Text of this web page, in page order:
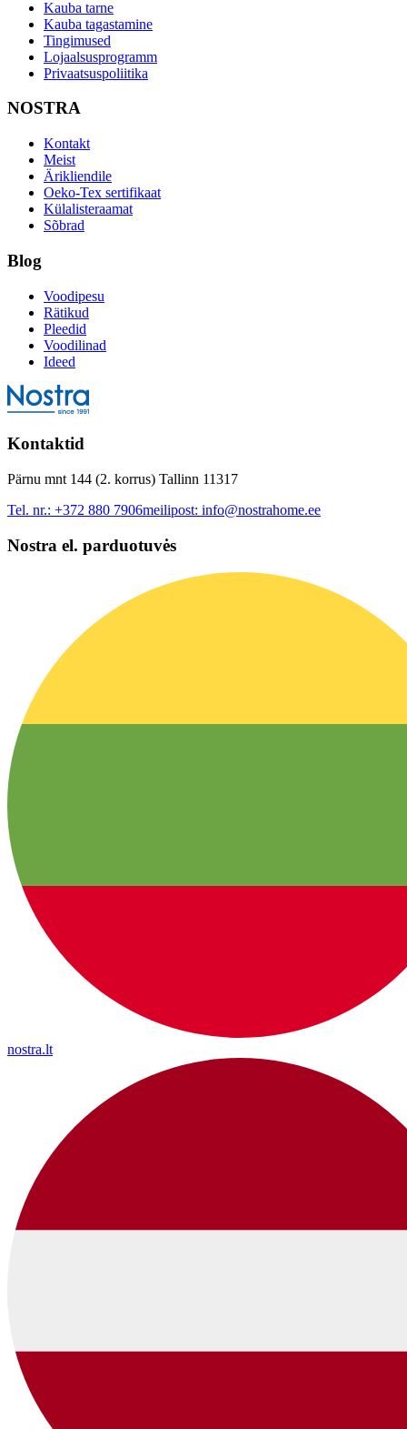
Kauba tarne
Kauba tagastamine
Tingimused
Lojaalsusprogramm
Privaatsuspoliitika
NOSTRA
Kontakt
Meist
Ärikliendile
Oeko-Tex sertifikaat
Külalisteraamat
Sõbrad
Blog
Voodipesu
Rätikud
Pleedid
Voodilinad
Ideed
Kontaktid
Pärnu mnt 144 (2. korrus) Tallinn 11317
Tel. nr.: +372 880 7906meilipost: info@nostrahome.ee
Nostra el. parduotuvės
nostra.lt